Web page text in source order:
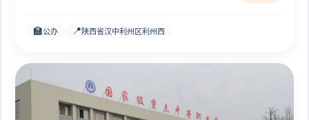
🏫公办 📍 陕西省汉中利州区利州西